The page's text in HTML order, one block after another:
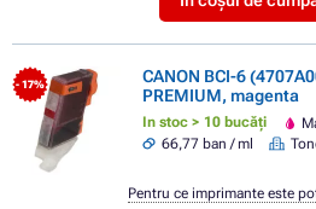
- 17%
CANON BCI-6
PREMIUM, magenta
In stoc > 10 bucăți
66,77 ban / ml
Pentru ce imprimante este